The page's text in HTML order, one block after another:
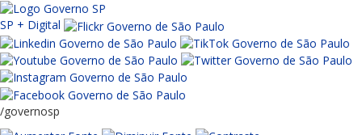
SP + Digital
/governosp